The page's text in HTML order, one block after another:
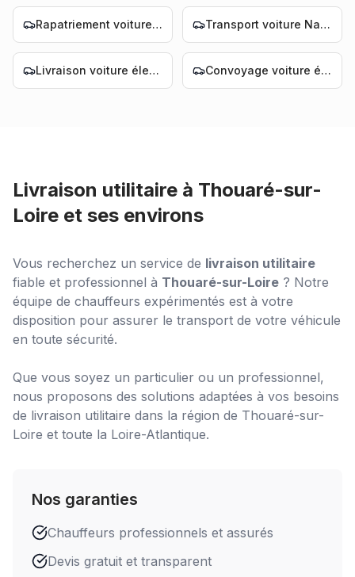
Rapatriement voiture Nantes Transport voiture Nantes
Livraison voiture électrique Nantes Convoyage voiture électrique Nantes
Livraison utilitaire à Thouaré-sur-
Loire et ses environs
Vous recherchez un service de livraison utilitaire
fiable et professionnel à Thouaré-sur-Loire ? Notre
équipe de chauffeurs expérimentés est à votre
disposition pour assurer le transport de votre véhicule
en toute sécurité.
Que vous soyez un particulier ou un professionnel,
nous proposons des solutions adaptées à vos besoins
de livraison utilitaire dans la région de Thouaré-sur-
Loire et toute la Loire-Atlantique.
Nos garanties
Chauffeurs professionnels et assurés
Devis gratuit et transparent